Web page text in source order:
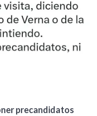
precandidatos